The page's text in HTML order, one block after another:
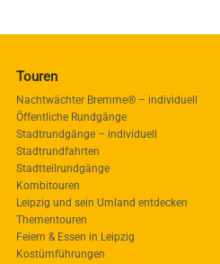
Touren
Nachtwächter Bremme® – individuell
Öffentliche Rundgänge
Stadtrundgänge – individuell
Stadtrundfahrten
Stadtteilrundgänge
Kombitouren
Leipzig und sein Umland entdecken
Thementouren
Feiern & Essen in Leipzig
Kostümführungen